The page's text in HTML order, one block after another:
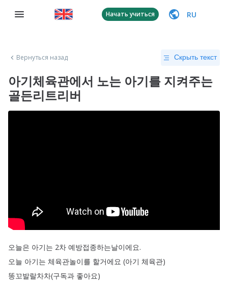
Начать учиться RU
Вернуться назад Скрыть текст
아기체육관에서 노는 아기를 지켜주는
골든리트리버
오늘은 아기는 2차 예방접종하는날이에요.
오늘 아기는 체육관놀이를 할거에요 (아기 체육관)
똥꼬발랄차차(구독과 좋아요)